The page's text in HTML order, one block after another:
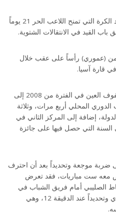
كما لم يستفد عموري من لوائح اتحاد الكرة التي تمنح اللاعب الحر 21 يوماً
القيد في الانتقالات الشتوية.
(عموري) رأساً على عقب خلال
قارة آسيا.
وبرز عموري عندما كان لاعباً في صفوف العين في الفترة من 2008 إلى
الدوري المحلي أربع مرات، وثلاثة
إضافة إلى المركز الثاني في
آسيا نسخة 2016، وهي السنة التي حصل فيها على جائزة
ضربة موجعة وتحديداً بعد أن احترف
معه ست مباريات، فقد تعرض
الصليبي أمام فريق الشباب في
الجولة السادسة من الدوري السعودي وتحديداً عند الدقيقة 12، وهي